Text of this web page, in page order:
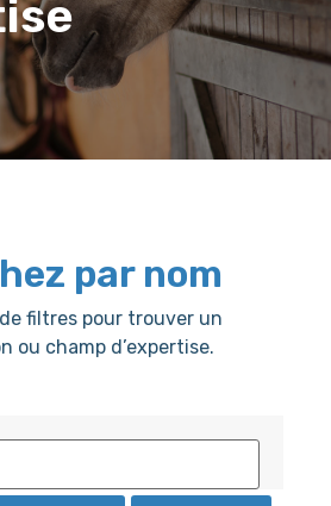
par nom
filtres pour trouver un
ou champ d’expertise.